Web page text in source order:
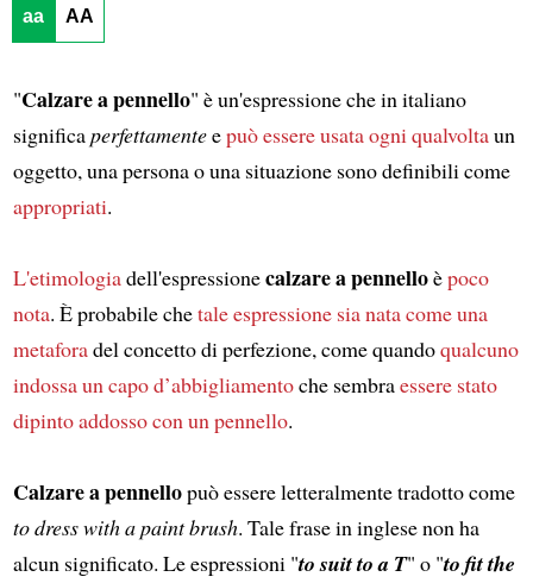
aa AA
"Calzare a pennello" è un'espressione che in italiano
significaperfettamenteepuò essere usata ogni qualvoltaun
oggetto, una persona o una situazione sono definibili come
appropriati.
L'etimologiadell'espressionecalzare a pennelloèpoco
nota. È probabile chetale espressione sia nata come una
metaforadel concetto di perfezione, come quandoqualcuno
indossa un capo d’abbigliamentoche sembraessere stato
dipinto addosso con un pennello.
Calzare a pennellopuò essere letteralmente tradotto come
to dress with a paint brush. Tale frase in inglese non ha
alcun significato. Le espressioni "to suit to a T" o "to fit the